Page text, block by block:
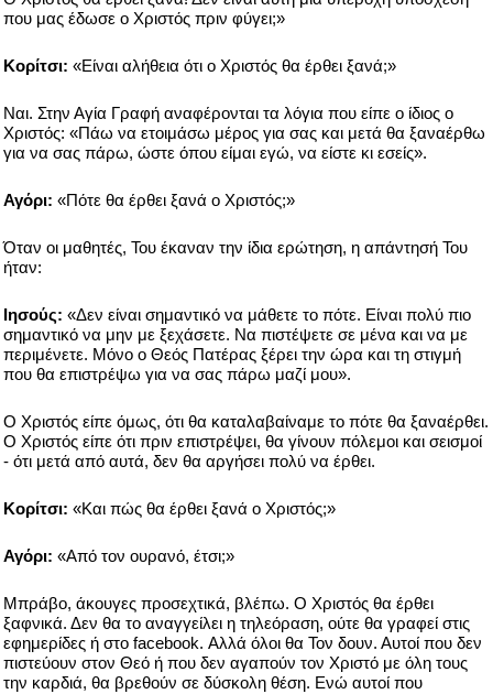
που μας έδωσε ο Χριστός πριν φύγει;»
Κορίτσι: «Είναι αλήθεια ότι ο Χριστός θα έρθει ξανά;»
Ναι. Στην Αγία Γραφή αναφέρονται τα λόγια που είπε ο ίδιος ο
Χριστός: «Πάω να ετοιμάσω μέρος για σας και μετά θα ξαναέρθω
για να σας πάρω, ώστε όπου είμαι εγώ, να είστε κι εσείς».
Αγόρι: «Πότε θα έρθει ξανά ο Χριστός;»
Όταν οι μαθητές, Του έκαναν την ίδια ερώτηση, η απάντησή Του
ήταν:
Ιησούς: «Δεν είναι σημαντικό να μάθετε το πότε. Είναι πολύ πιο
σημαντικό να μην με ξεχάσετε. Να πιστέψετε σε μένα και να με
περιμένετε. Μόνο ο Θεός Πατέρας ξέρει την ώρα και τη στιγμή
που θα επιστρέψω για να σας πάρω μαζί μου».
Ο Χριστός είπε όμως, ότι θα καταλαβαίναμε το πότε θα ξαναέρθει.
Ο Χριστός είπε ότι πριν επιστρέψει, θα γίνουν πόλεμοι και σεισμοί
- ότι μετά από αυτά, δεν θα αργήσει πολύ να έρθει.
Κορίτσι: «Και πώς θα έρθει ξανά ο Χριστός;»
Αγόρι: «Από τον ουρανό, έτσι;»
Μπράβο, άκουγες προσεχτικά, βλέπω. Ο Χριστός θα έρθει
ξαφνικά. Δεν θα το αναγγείλει η τηλεόραση, ούτε θα γραφεί στις
εφημερίδες ή στο facebook. Αλλά όλοι θα Τον δουν. Αυτοί που δεν
πιστεύουν στον Θεό ή που δεν αγαπούν τον Χριστό με όλη τους
την καρδιά, θα βρεθούν σε δύσκολη θέση. Ενώ αυτοί που